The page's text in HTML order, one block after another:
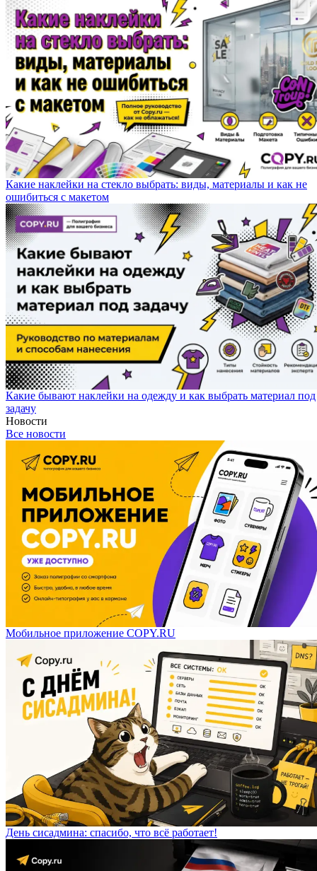
Какие наклейки на стекло выбрать: виды, материалы и как не
ошибиться с макетом
Какие бывают наклейки на одежду и как выбрать материал под
задачу
Новости
Все новости
Мобильное приложение COPY.RU
День сисадмина: спасибо, что всё работает!